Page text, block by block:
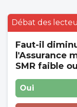
Débat des
Faut-il
l'Assurance
SMR faible
Oui